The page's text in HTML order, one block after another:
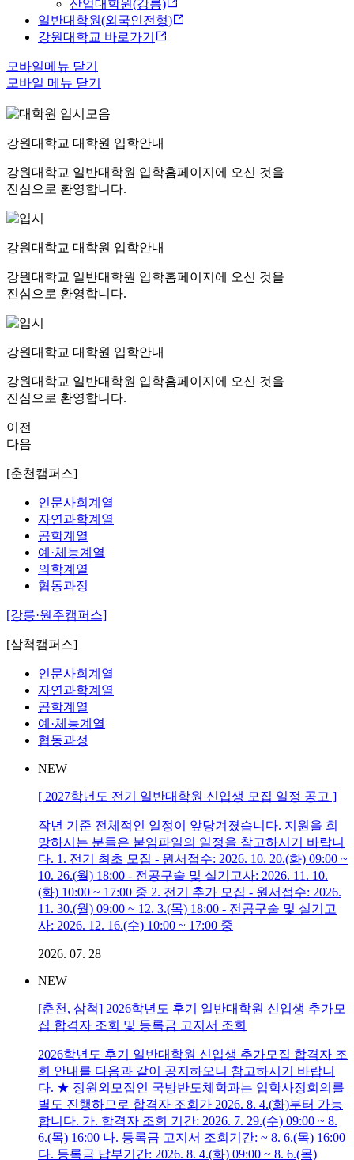
산업대학원(강릉)
일반대학원(외국인전형)
강원대학교 바로가기
모바일메뉴 닫기
모바일 메뉴 닫기
강원대학교 대학원 입학안내
강원대학교 일반대학원 입학홈페이지에 오신 것을
진심으로 환영합니다.
강원대학교 대학원 입학안내
강원대학교 일반대학원 입학홈페이지에 오신 것을
진심으로 환영합니다.
강원대학교 대학원 입학안내
강원대학교 일반대학원 입학홈페이지에 오신 것을
진심으로 환영합니다.
이전
다음
[춘천캠퍼스]
인문사회계열
자연과학계열
공학계열
예·체능계열
의학계열
협동과정
[강릉·원주캠퍼스]
[삼척캠퍼스]
인문사회계열
자연과학계열
공학계열
예·체능계열
협동과정
NEW
[ 2027학년도 전기 일반대학원 신입생 모집 일정 공고 ]
작년 기준 전체적인 일정이 앞당겨졌습니다. 지원을 희
망하시는 분들은 붙임파일의 일정을 참고하시기 바랍니
다. 1. 전기 최초 모집 - 원서접수: 2026. 10. 20.(화) 09:00 ~
10. 26.(월) 18:00 - 전공구술 및 실기고사: 2026. 11. 10.
(화) 10:00 ~ 17:00 중 2. 전기 추가 모집 - 원서접수: 2026.
11. 30.(월) 09:00 ~ 12. 3.(목) 18:00 - 전공구술 및 실기고
사: 2026. 12. 16.(수) 10:00 ~ 17:00 중
2026. 07. 28
NEW
[춘천, 삼척] 2026학년도 후기 일반대학원 신입생 추가모
집 합격자 조회 및 등록금 고지서 조회
2026학년도 후기 일반대학원 신입생 추가모집 합격자 조
회 안내를 다음과 같이 공지하오니 참고하시기 바랍니
다. ★ 정원외모집인 국방반도체학과는 입학사정회의를
별도 진행하므로 합격자 조회가 2026. 8. 4.(화)부터 가능
합니다. 가. 합격자 조회 기간: 2026. 7. 29.(수) 09:00 ~ 8.
6.(목) 16:00 나. 등록금 고지서 조회기간: ~ 8. 6.(목) 16:00
다. 등록금 납부기간: 2026. 8. 4.(화) 09:00 ~ 8. 6.(목)